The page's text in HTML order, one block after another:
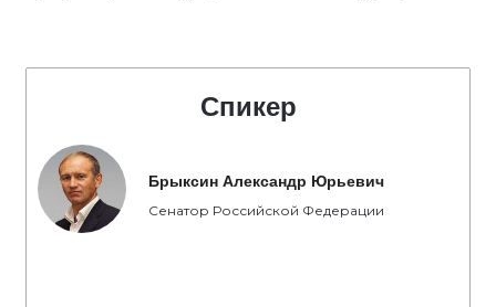
Спикер
Брыксин Александр Юрьевич
Сенатор Российской Федерации